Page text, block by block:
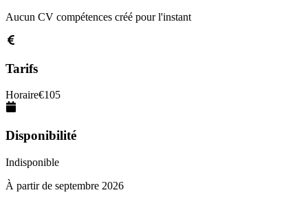
Aucun CV compétences créé pour l'instant
Tarifs
Horaire€105
Disponibilité
Indisponible
À partir de septembre 2026